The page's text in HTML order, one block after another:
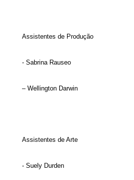
Assistentes de Produção
- Sabrina Rauseo
– Wellington Darwin
Assistentes de Arte
- Suely Durden